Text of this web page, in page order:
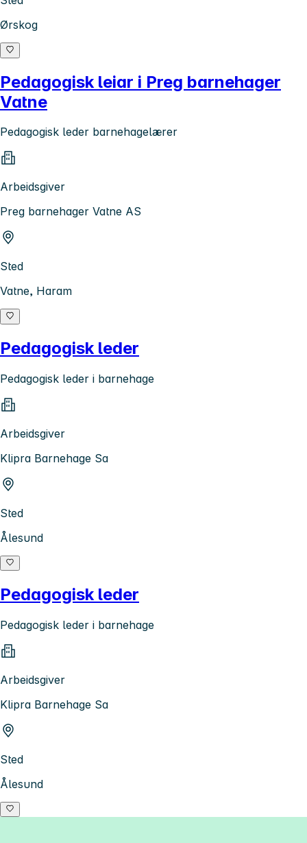
Ørskog
Pedagogisk leiar i Preg barnehager
Vatne
Pedagogisk leder barnehagelærer
Arbeidsgiver
Preg barnehager Vatne AS
Sted
Vatne, Haram
Pedagogisk leder
Pedagogisk leder i barnehage
Arbeidsgiver
Klipra Barnehage Sa
Sted
Ålesund
Pedagogisk leder
Pedagogisk leder i barnehage
Arbeidsgiver
Klipra Barnehage Sa
Sted
Ålesund